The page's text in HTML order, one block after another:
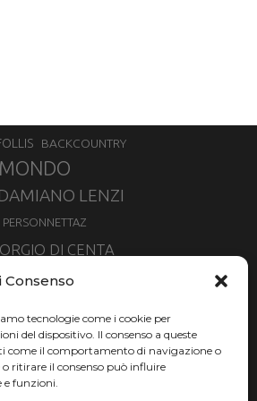
Consenso
tecnologie come i cookie per
del dispositivo. Il consenso a queste
come il comportamento di navigazione o
ritirare il consenso può influire
e funzioni.
BACKCOUNTRY
DAMIANO LENZI
PERSONNETTAZ
DI CENTA
DI CAMPIGLIO
NORVEGIA
RAFFAELLA TEMPESTA
SKIALPDEIPARCHI